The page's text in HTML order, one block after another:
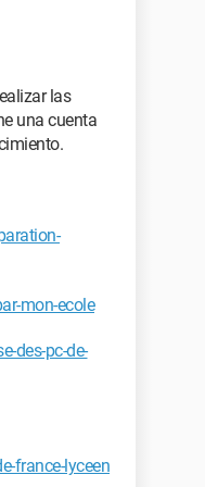
las
una cuenta
mon-ecole
des-pc-de-
france-lyceen